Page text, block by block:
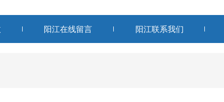
阳江在线留言 阳江联系我们